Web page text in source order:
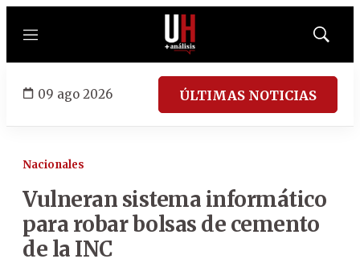
Menú
Mostrar
09 ago 2026 ÚLTIMAS NOTICIAS
Nacionales
Vulneran sistema informático
para robar bolsas de cemento
de la INC